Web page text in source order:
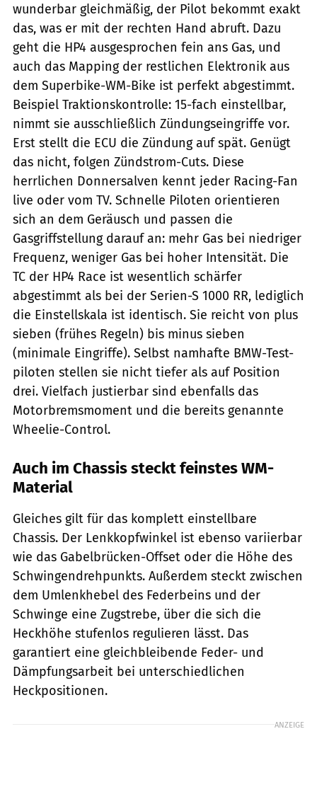
wunderbar gleichmäßig, der Pilot bekommt exakt
das, was er mit der rechten Hand abruft. Dazu
geht die HP4 ausgesprochen fein ans Gas, und
auch das Mapping der restlichen Elektronik aus
dem Superbike-WM-Bike ist perfekt abgestimmt.
Beispiel Traktionskontrolle: 15-fach einstellbar,
nimmt sie ausschließlich Zündungseingriffe vor.
Erst stellt die ECU die Zündung auf spät. Genügt
das nicht, folgen Zündstrom-Cuts. Diese
herrlichen Donnersalven kennt jeder Racing-Fan
live oder vom TV. Schnelle Piloten orientieren
sich an dem Geräusch und passen die
Gasgriffstellung darauf an: mehr Gas bei niedriger
Frequenz, weniger Gas bei hoher Intensität. Die
TC der HP4 Race ist wesentlich schärfer
abgestimmt als bei der Serien-S 1000 RR, lediglich
die Einstellskala ist identisch. Sie reicht von plus
sieben (frühes Regeln) bis minus sieben
(minimale Eingriffe). Selbst namhafte BMW-Test-
piloten stellen sie nicht tiefer als auf Position
drei. Vielfach justierbar sind ebenfalls das
Motorbremsmoment und die bereits genannte
Wheelie-Control.
Auch im Chassis steckt feinstes WM-
Material
Gleiches gilt für das komplett einstellbare
Chassis. Der Lenkkopfwinkel ist ebenso variierbar
wie das Gabelbrücken-Offset oder die Höhe des
Schwingendrehpunkts. Außerdem steckt zwischen
dem Umlenkhebel des Federbeins und der
Schwinge eine Zugstrebe, über die sich die
Heckhöhe stufenlos regulieren lässt. Das
garantiert eine gleichbleibende Feder- und
Dämpfungsarbeit bei unterschiedlichen
Heckpositionen.
ANZEIGE